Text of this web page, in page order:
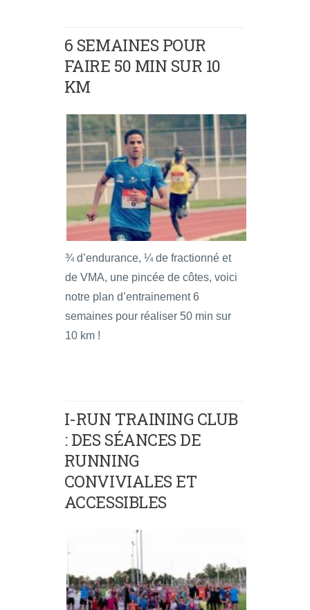
6 SEMAINES POUR
FAIRE 50 MIN SUR 10
KM
¾ d’endurance, ¼ de fractionné et
de VMA, une pincée de côtes, voici
notre plan d’entrainement 6
semaines pour réaliser 50 min sur
10 km !
I-RUN TRAINING CLUB
: DES SÉANCES DE
RUNNING
CONVIVIALES ET
ACCESSIBLES